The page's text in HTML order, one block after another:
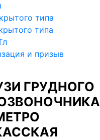
типа
типа
и призыв
ГРУДНОГО